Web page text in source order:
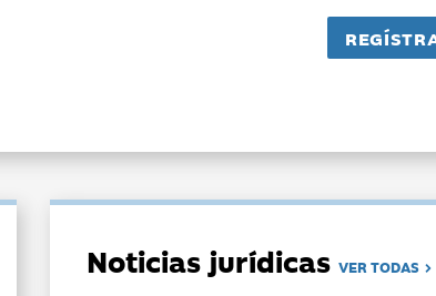
Noticias jurídicasVER TODAS